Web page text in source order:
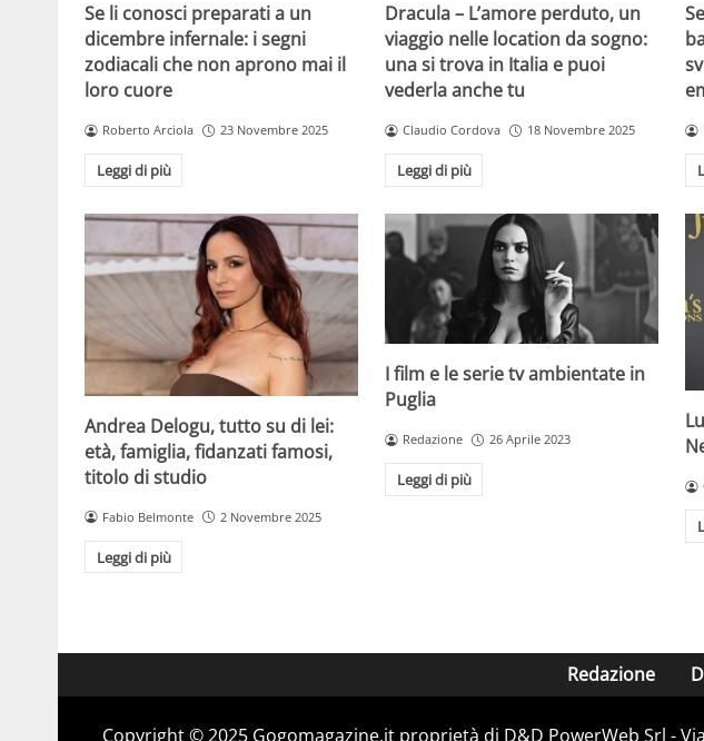
Se li conosci preparati a un
dicembre infernale: i segni
zodiacali che non aprono mai il
loro cuore
Roberto Arciola 23 Novembre 2025
Leggi di più
Dracula – L’amore perduto, un
viaggio nelle location da sogno:
una si trova in Italia e puoi
vederla anche tu
Claudio Cordova 18 Novembre 2025
Leggi di più
Andrea Delogu, tutto su di lei:
età, famiglia, fidanzati famosi,
titolo di studio
Fabio Belmonte 2 Novembre 2025
Leggi di più
I film e le serie tv ambientate in
Puglia
Redazione 26 Aprile 2023
Leggi di più
Redazione
Copyright © 2025 Gogomagazine.it proprietà di D&D PowerWeb Srl -